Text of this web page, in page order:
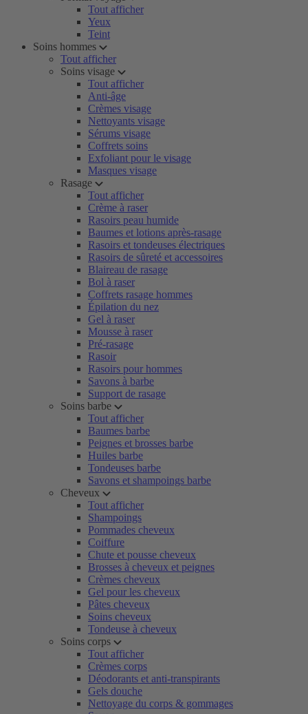
Tout afficher
Yeux
Teint
Soins hommes
Tout afficher
Soins visage
Tout afficher
Anti-âge
Crèmes visage
Nettoyants visage
Sérums visage
Coffrets soins
Exfoliant pour le visage
Masques visage
Rasage
Tout afficher
Crème à raser
Rasoirs peau humide
Baumes et lotions après-rasage
Rasoirs et tondeuses électriques
Rasoirs de sûreté et accessoires
Blaireau de rasage
Bol à raser
Coffrets rasage hommes
Épilation du nez
Gel à raser
Mousse à raser
Pré-rasage
Rasoir
Rasoirs pour hommes
Savons à barbe
Support de rasage
Soins barbe
Tout afficher
Baumes barbe
Peignes et brosses barbe
Huiles barbe
Tondeuses barbe
Savons et shampoings barbe
Cheveux
Tout afficher
Shampoings
Pommades cheveux
Coiffure
Chute et pousse cheveux
Brosses à cheveux et peignes
Crèmes cheveux
Gel pour les cheveux
Pâtes cheveux
Soins cheveux
Tondeuse à cheveux
Soins corps
Tout afficher
Crèmes corps
Déodorants et anti-transpirants
Gels douche
Nettoyage du corps & gommages